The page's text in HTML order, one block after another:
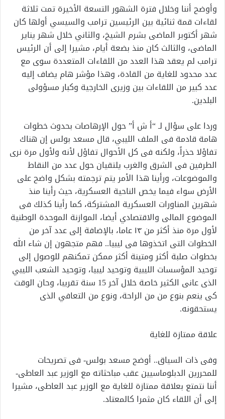
وأوضح أننا وخلال فترة الشهور التسعة الأخيرة تمت ثلاثة
لقاءات قمة ثنائية بين الرئيسين ترامب والسيسي أولها كان
شهر أكتوبر الماضى بشرم الشيخ، والثاني خلال شهر يناير
الماضى، والثالث كان منذ بضعة أيام، مشيرا إلى أن الرئيس
ترامب لم يعقد هذا العدد من اللقاءات المتعددة سوى مع
عدد محدود للغاية من القادة، وهذا مؤشر هام يضاف إليه
عدد كبير من اللقاءات بين وزيرى الخارجية وكبار مسؤولى
البلدين.
وردا على سؤال لـ “أ ش أ” حول الإرهاصات بحدوث خطوات
هامة قادمة فى الملف الليبي، قال مسعد بولس إن هناك
تفاؤلا حذراً، ولكنه فى كل الأحوال تفاؤل لأنه ولأول مرة نرى
الطرفين فى الشرق والغرب يلتقيان حول عدد من النقاط
والموضوعات، ورأينا هذا الأمر يتم ترجمته بشكل واضح على
الأرض سواء فيما يخص الناحية العسكرية، حيث رأينا منذ
شهرين المناورات العسكرية المشتركة، كما رأينا كذلك فى
الموضوع المالى والاقتصادي أيضا، الموازنة الموحدة الوطنية
لأول مرة منذ أكثر من ١٣ عاما، بالإضافة إلى عدد آخر من
الخطوات التى اتخذوها فى ليبيا.. فهم متجهون إن شاء الله
بخطوات صلبة أكثر ومتينة أكثر ممكن تمكنهم للوصول إلى
توحيد المؤسسات الليبية وتوحيد ليبيا، وتوحيد الشعب الليبي
الذى عانى الكثير خاصة خلال آخر 15 سنة تقريبا، وحان الوقت
كى ينعم بنوع من من الراحة، ونوع من التعافي الذى
يستحقونه.
علاقة ممتازة للغاية
وفى ذات السياق.. أوضح مسعد بولس- فى تصريحات
للمحررين الدبلوماسيين عقب مباحثاته مع الوزير عبد العاطى-
أننا نتمتع بعلاقة ممتازة للغاية مع الوزير عبد العاطى، مشيرا
إلى أن اللقاء كان مثمرا كالمعتاد.